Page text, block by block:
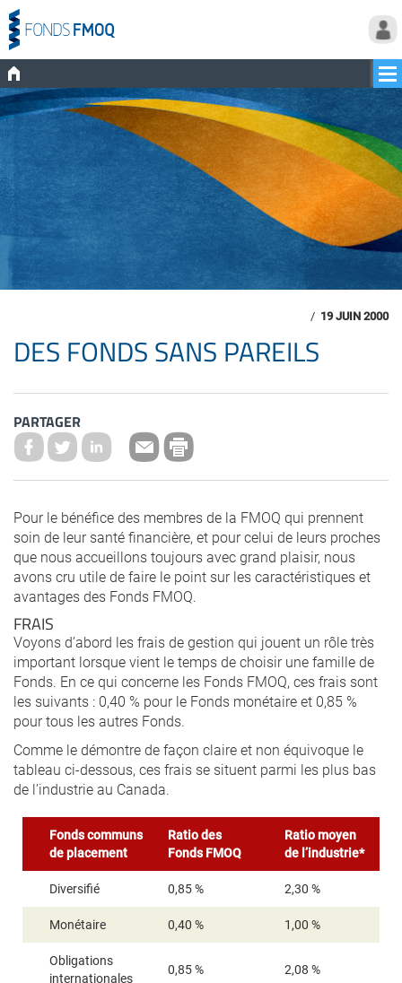
/ 19 JUIN 2000
DES FONDS SANS PAREILS
PARTAGER
Pour le bénéfice des membres de la FMOQ qui prennent
soin de leur santé financière, et pour celui de leurs proches
que nous accueillons toujours avec grand plaisir, nous
avons cru utile de faire le point sur les caractéristiques et
avantages des Fonds FMOQ.
FRAIS
Voyons d’abord les frais de gestion qui jouent un rôle très
important lorsque vient le temps de choisir une famille de
Fonds. En ce qui concerne les Fonds FMOQ, ces frais sont
les suivants : 0,40 % pour le Fonds monétaire et 0,85 %
pour tous les autres Fonds.
Comme le démontre de façon claire et non équivoque le
tableau ci-dessous, ces frais se situent parmi les plus bas
de l’industrie au Canada.
Fonds communs
de placement
Ratio des
Fonds FMOQ
Ratio moyen
de l’industrie*
Diversifié 0,85 % 2,30 %
Monétaire 0,40 % 1,00 %
Obligations
internationales
0,85 % 2,08 %